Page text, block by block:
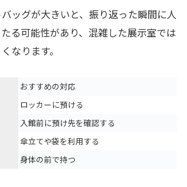
ッグが大きいと、振り返った瞬間に人
る可能性があり、混雑した展示室では
なります。
おすすめの対応
ロッカーに預ける
入館前に預け先を確認する
傘立てや袋を利用する
身体の前で持つ